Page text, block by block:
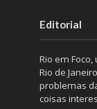
Editorial
Rio em
Rio de
problemas
coisas